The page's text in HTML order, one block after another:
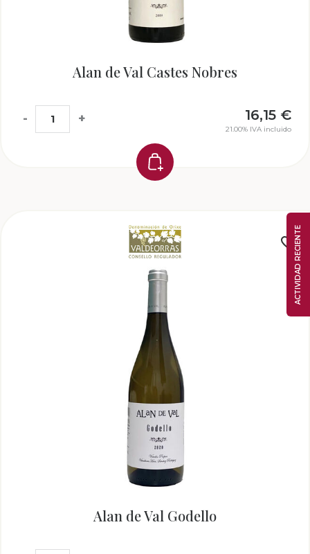
Alan de Val Castes Nobres
16,15 €
21.00% IVA incluido
- +
Alan de Val Godello
ACTIVIDAD RECIENTE